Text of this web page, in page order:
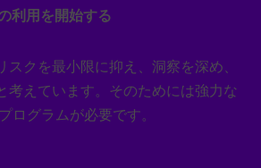
利用を開始する
クを最小限に抑え、洞察を深め、
考えています。そのためには強力な
ログラムが必要です。